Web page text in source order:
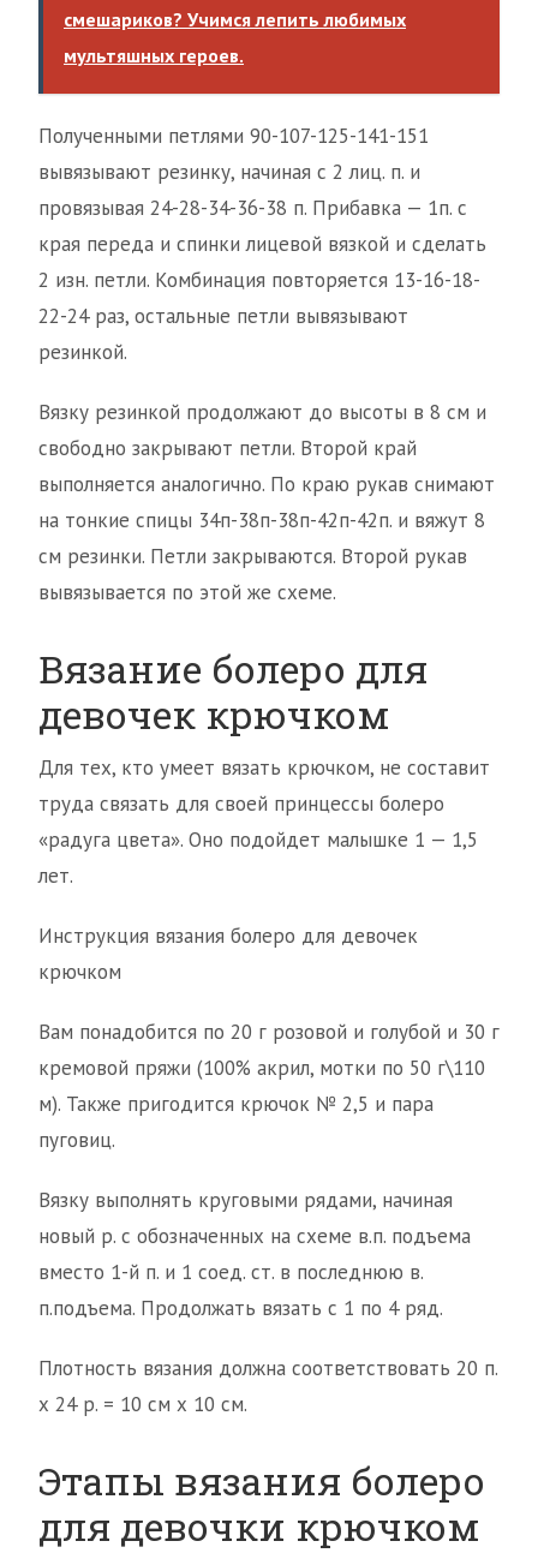
смешариков? Учимся лепить любимых
мультяшных героев.
Полученными петлями 90-107-125-141-151
вывязывают резинку, начиная с 2 лиц. п. и
провязывая 24-28-34-36-38 п. Прибавка — 1п. с
края переда и спинки лицевой вязкой и сделать
2 изн. петли. Комбинация повторяется 13-16-18-
22-24 раз, остальные петли вывязывают
резинкой.
Вязку резинкой продолжают до высоты в 8 см и
свободно закрывают петли. Второй край
выполняется аналогично. По краю рукав снимают
на тонкие спицы 34п-38п-38п-42п-42п. и вяжут 8
см резинки. Петли закрываются. Второй рукав
вывязывается по этой же схеме.
Вязание болеро для
девочек крючком
Для тех, кто умеет вязать крючком, не составит
труда связать для своей принцессы болеро
«радуга цвета». Оно подойдет малышке 1 — 1,5
лет.
Инструкция вязания болеро для девочек
крючком
Вам понадобится по 20 г розовой и голубой и 30 г
кремовой пряжи (100% акрил, мотки по 50 г\110
м). Также пригодится крючок № 2,5 и пара
пуговиц.
Вязку выполнять круговыми рядами, начиная
новый р. с обозначенных на схеме в.п. подъема
вместо 1-й п. и 1 соед. ст. в последнюю в.
п.подъема. Продолжать вязать с 1 по 4 ряд.
Плотность вязания должна соответствовать 20 п.
х 24 р. = 10 см х 10 см.
Этапы вязания болеро
для девочки крючком